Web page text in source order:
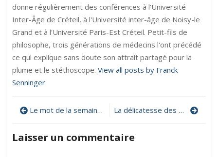
donne régulièrement des conférences à l'Université
Inter-Âge de Créteil, à l'Université inter-âge de Noisy-le
Grand et à l'Université Paris-Est Créteil. Petit-fils de
philosophe, trois générations de médecins l'ont précédé
ce qui explique sans doute son attrait partagé pour la
plume et le stéthoscope. View all posts by Franck
Senninger
Navigation
de
l’article
Le mot de la semaine : prolepse La délicatesse des mots
Laisser un commentaire